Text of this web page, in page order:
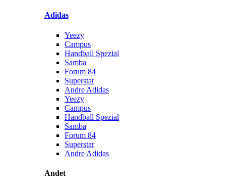
Adidas
Yeezy
Campus
Handball Spezial
Samba
Forum 84
Superstar
Andre Adidas
Yeezy
Campus
Handball Spezial
Samba
Forum 84
Superstar
Andre Adidas
Andet